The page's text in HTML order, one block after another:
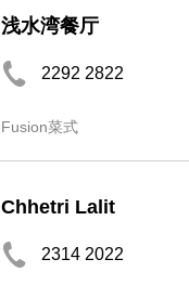
浅水湾餐厅
2292 2822
Fusion菜式
Chhetri Lalit
2314 2022